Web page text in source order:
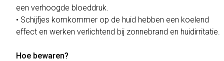
een verhoogde bloeddruk.
• Schijfjes komkommer op de huid hebben een koelend
effect en werken verlichtend bij zonnebrand en huidirritatie.
Hoe bewaren?